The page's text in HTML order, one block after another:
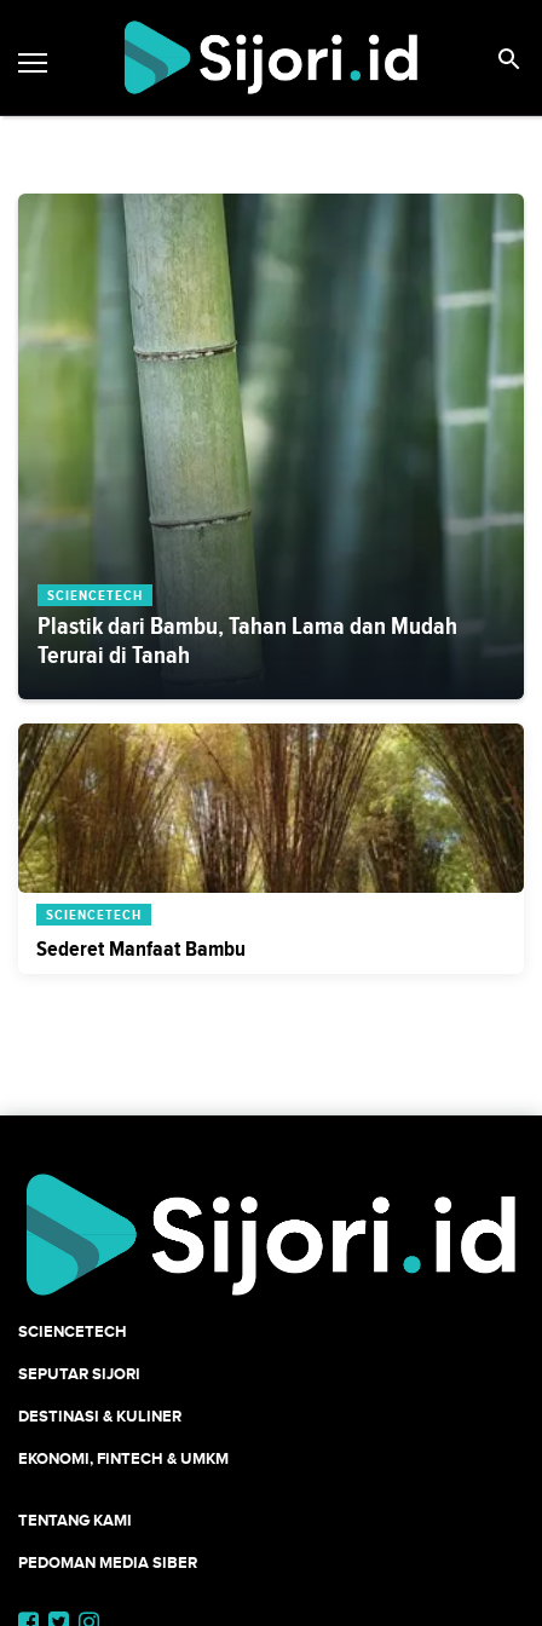
SCIENCETECH
Plastik dari Bambu, Tahan Lama dan Mudah
Terurai di Tanah
SCIENCETECH
Sederet Manfaat Bambu
SCIENCETECH
SEPUTAR SIJORI
DESTINASI & KULINER
EKONOMI, FINTECH & UMKM
TENTANG KAMI
PEDOMAN MEDIA SIBER